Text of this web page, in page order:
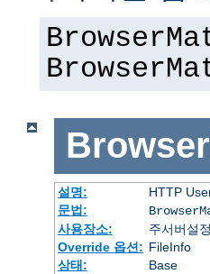
설명:
HTTP
문법:
사용장소:
주서버설
Override 옵션: FileInfo
상태:
Base